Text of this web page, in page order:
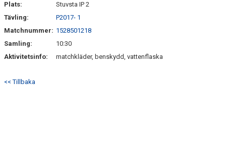
Plats:
Stuvsta IP 2
Tävling:
P2017- 1
Matchnummer: 1528501218
Samling:
10:30
Aktivitetsinfo:
matchkläder, benskydd, vattenflaska
<< Tillbaka